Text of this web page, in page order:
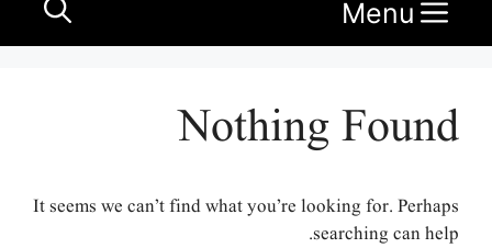
Menu
Nothing Found
It seems we can’t find what you’re looking for. Perhaps
searching can help.